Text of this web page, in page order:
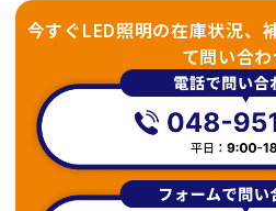
今すぐLED照明の在庫状況、
て問い合